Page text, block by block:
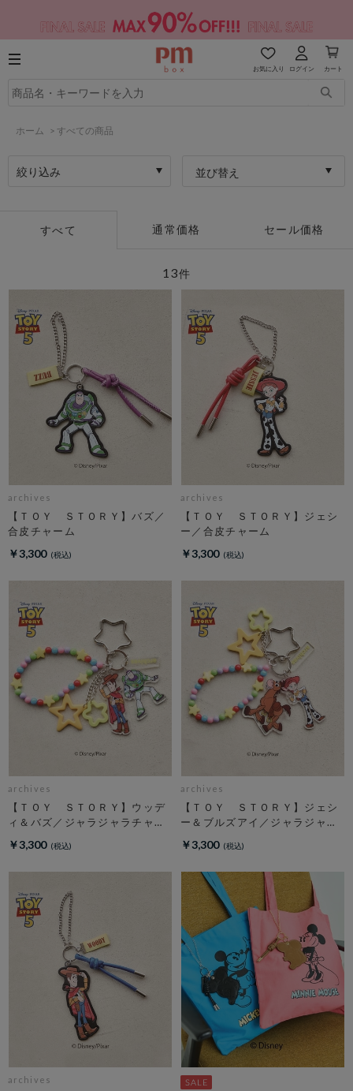
お気に入り ログイン カート
ホーム > すべての商品
絞り込み 並び替え
すべて 通常価格 セール価格
13件
archives
【ＴＯＹ ＳＴＯＲＹ】バズ／
合皮チャーム
￥3,300
archives
【ＴＯＹ ＳＴＯＲＹ】ジェシ
ー／合皮チャーム
￥3,300
archives
【ＴＯＹ ＳＴＯＲＹ】ウッデ
ィ＆バズ／ジャラジャラチャー
￥3,300
archives
【ＴＯＹ ＳＴＯＲＹ】ジェシ
ー＆ブルズアイ／ジャラジャラ
￥3,300
archives